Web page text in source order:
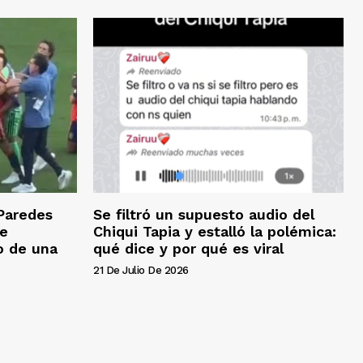
de una
Se filtró un supuesto audio del
Chiqui Tapia y estalló la polémica:
qué dice y por qué es viral
21 De Julio De 2026